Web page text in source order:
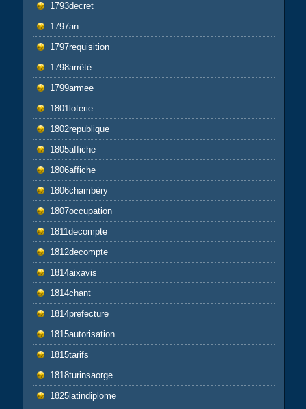
1793decret
1797an
1797requisition
1798arrêté
1799armee
1801loterie
1802republique
1805affiche
1806affiche
1806chambéry
1807occupation
1811decompte
1812decompte
1814aixavis
1814chant
1814prefecture
1815autorisation
1815tarifs
1818turinsaorge
1825latindiplome